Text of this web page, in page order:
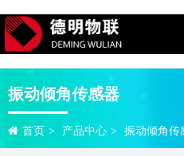
振动倾角传感器
首页 > 产品中心 > 振动倾角传